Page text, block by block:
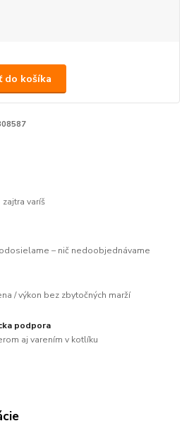
do košíka
varíš
– nič nedoobjednávame
/ výkon bez zbytočných marží
podpora
aj varením v kotlíku